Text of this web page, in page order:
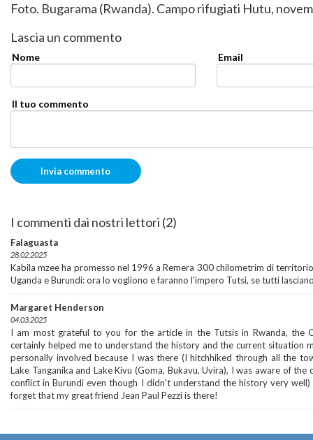
Foto. Bugarama (Rwanda). Campo rifugiati Hutu,
Lascia un commento
Nome Email
Il tuo commento
I commenti dai nostri lettori (2)
Falaguasta
28.02.2025
Kabila mzee ha promesso nel 1996 a Remera 300 chilometrim di
Uganda e Burundi: ora lo vogliono e faranno l'impero Tutsi, se tutti
Margaret Henderson
04.03.2025
I am most grateful to you for the article in the Tutsis in Rwanda, the
certainly helped me to understand the history and the current situation
personally involved because I was there (I hitchhiked through all the
Lake Tanganika and Lake Kivu (Goma, Bukavu, Uvira), I was aware of the
conflict in Burundi even though I didn't understand the history very
forget that my great friend Jean Paul Pezzi is there!